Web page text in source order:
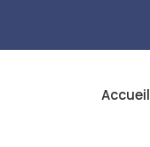
Accueil